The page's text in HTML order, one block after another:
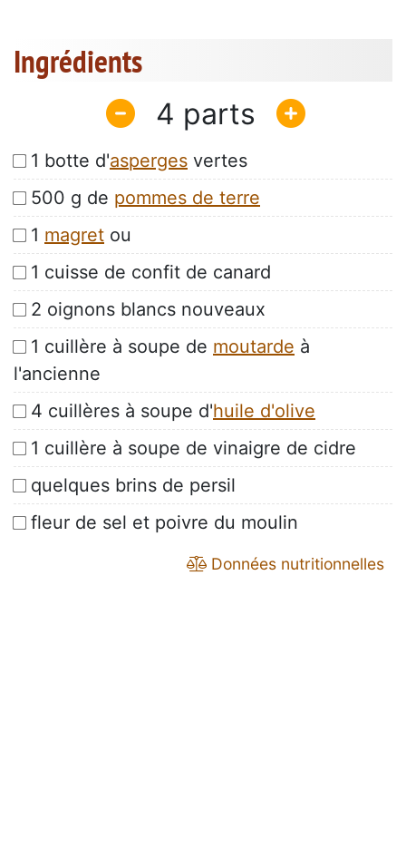
Ingrédients
4
1 botte d'asperges vertes
500 g de pommes de terre
1 magret ou
1 cuisse de confit de canard
2 oignons blancs nouveaux
1 cuillère à soupe de moutarde à
l'ancienne
4 cuillères à soupe d'huile d'olive
1 cuillère à soupe de vinaigre de cidre
quelques brins de persil
fleur de sel et poivre du moulin
Données nutritionnelles